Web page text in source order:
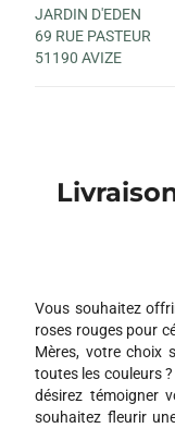
JARDIN D'EDEN
69 RUE PASTEUR
51190 AVIZE
Vous souhaitez
roses rouges pour
Mères, votre choix
toutes les couleurs
désirez témoigner
souhaitez fleurir